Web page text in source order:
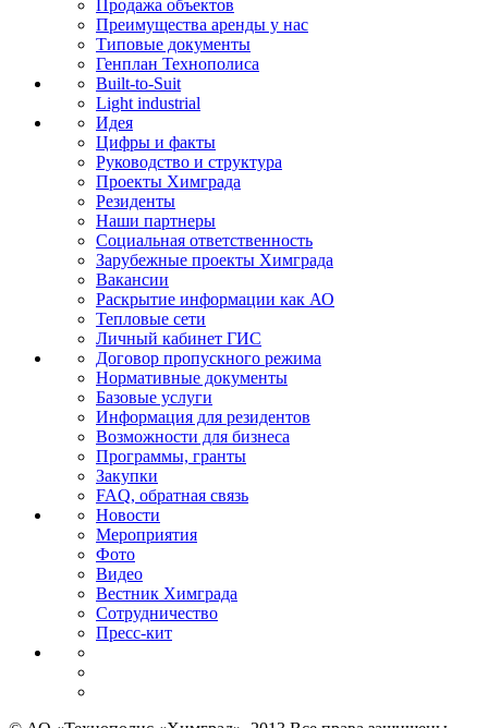
Продажа объектов
Преимущества аренды у нас
Типовые документы
Генплан Технополиса
Built-to-Suit
Light industrial
Идея
Цифры и факты
Руководство и структура
Проекты Химграда
Резиденты
Наши партнеры
Социальная ответственность
Зарубежные проекты Химграда
Вакансии
Раскрытие информации как АО
Тепловые сети
Личный кабинет ГИС
Договор пропускного режима
Нормативные документы
Базовые услуги
Информация для резидентов
Возможности для бизнеса
Программы, гранты
Закупки
FAQ, обратная связь
Новости
Мероприятия
Фото
Видео
Вестник Химграда
Сотрудничество
Пресс-кит